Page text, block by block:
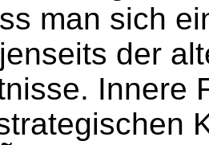
man sich
der
Innere